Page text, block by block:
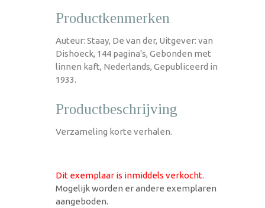
Productkenmerken
Auteur: Staay, De van der, Uitgever: van
Dishoeck, 144 pagina's, Gebonden met
linnen kaft, Nederlands, Gepubliceerd in
1933.
Productbeschrijving
Verzameling korte verhalen.
Dit exemplaar is inmiddels verkocht.
Mogelijk worden er andere exemplaren
aangeboden.